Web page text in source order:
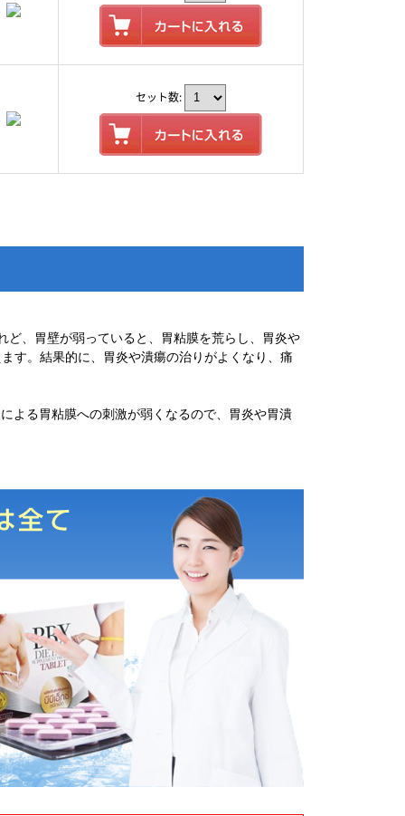
セット数:
ど、胃壁が弱っていると、胃粘膜を荒らし、胃炎や
す。結果的に、胃炎や潰瘍の治りがよくなり、痛
よる胃粘膜への刺激が弱くなるので、胃炎や胃潰